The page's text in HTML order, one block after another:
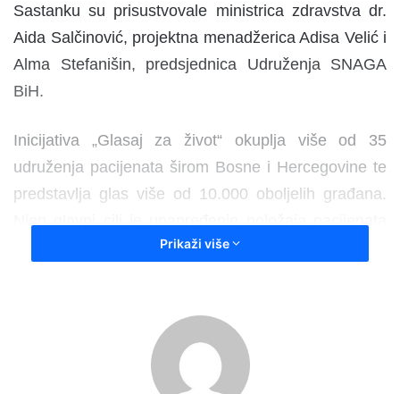
Sastanku su prisustvovale ministrica zdravstva dr.
Aida Salčinović, projektna menadžerica Adisa Velić i
Alma Stefanišin, predsjednica Udruženja SNAGA
BiH.
Inicijativa „Glasaj za život“ okuplja više od 35
udruženja pacijenata širom Bosne i Hercegovine te
predstavlja glas više od 10.000 oboljelih građana.
kroz direktnu komunikaciju s nadležnim institucijama
Na sastanku je razgovarano o važnim pitanjima za
unapređenje zdravstvenog sistema, posebno o
Fondu solidarnosti i esencijalnoj listi lijekova.
Prikaži više